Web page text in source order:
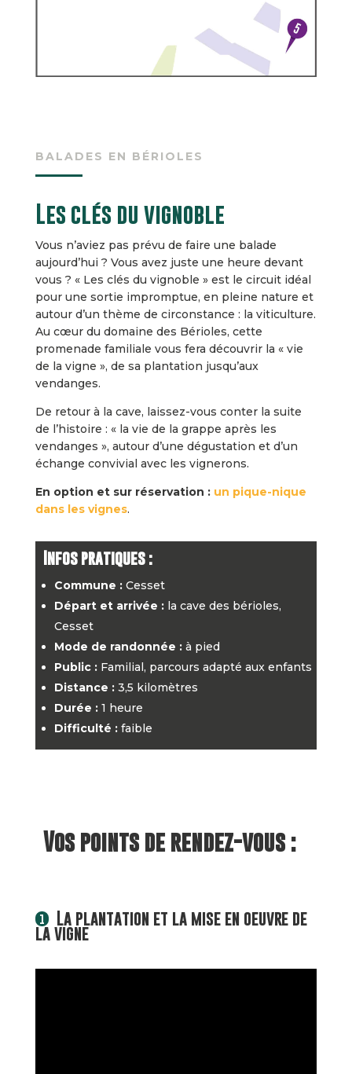
BALADES EN BÉRIOLES
Les clés du vignoble
Vous n’aviez pas prévu de faire une balade
aujourd’hui ? Vous avez juste une heure devant
vous ? « Les clés du vignoble » est le circuit idéal
pour une sortie impromptue, en pleine nature et
autour d’un thème de circonstance : la viticulture.
Au cœur du domaine des Bérioles, cette
promenade familiale vous fera découvrir la « vie
de la vigne », de sa plantation jusqu’aux
vendanges.
De retour à la cave, laissez-vous conter la suite
de l’histoire : « la vie de la grappe après les
vendanges », autour d’une dégustation et d’un
échange convivial avec les vignerons.
En option et sur réservation : un pique-nique
dans les vignes.
Infos pratiques :
Commune : Cesset
Départ et arrivée : la cave des bérioles,
Cesset
Mode de randonnée : à pied
Public : Familial, parcours adapté aux enfants
Distance : 3,5 kilomètres
Durée : 1 heure
Difficulté : faible
Vos points de rendez-vous :
1 La plantation et la mise en oeuvre de
la vigne